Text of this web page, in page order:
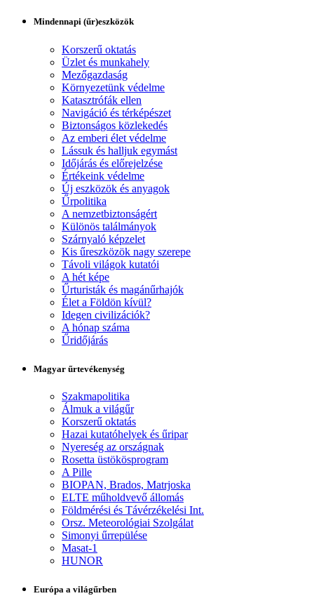
Mindennapi (űr)eszközök
Korszerű oktatás
Üzlet és munkahely
Mezőgazdaság
Környezetünk védelme
Katasztrófák ellen
Navigáció és térképészet
Biztonságos közlekedés
Az emberi élet védelme
Lássuk és halljuk egymást
Időjárás és előrejelzése
Értékeink védelme
Új eszközök és anyagok
Űrpolitika
A nemzetbiztonságért
Különös találmányok
Szárnyaló képzelet
Kis űreszközök nagy szerepe
Távoli világok kutatói
A hét képe
Űrturisták és magánűrhajók
Élet a Földön kívül?
Idegen civilizációk?
A hónap száma
Űridőjárás
Magyar űrtevékenység
Szakmapolitika
Álmuk a világűr
Korszerű oktatás
Hazai kutatóhelyek és űripar
Nyereség az országnak
Rosetta üstökösprogram
A Pille
BIOPAN, Brados, Matrjoska
ELTE műholdvevő állomás
Földmérési és Távérzékelési Int.
Orsz. Meteorológiai Szolgálat
Simonyi űrrepülése
Masat-1
HUNOR
Európa a világűrben